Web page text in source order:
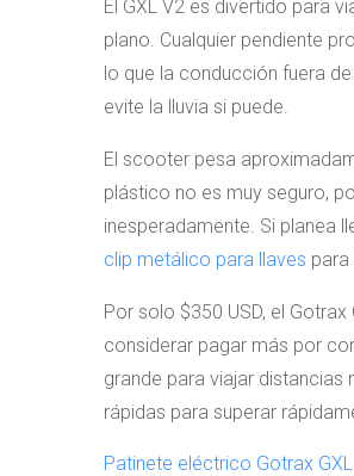
El GXL V2 es divertido para
plano. Cualquier pendiente
lo que la conducción fuera
evite la lluvia si puede.
El scooter pesa
plástico no es muy seguro,
inesperadamente. Si planea
clip metálico para llaves
Por solo $350 USD, el
considerar pagar más por
grande para viajar
rápidas para superar
Patinete eléctrico Gotrax